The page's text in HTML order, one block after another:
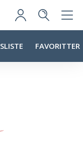
FAVORITTER